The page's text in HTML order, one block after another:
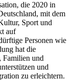
die 2020 in
mit dem
Sport und
auf
Personen wie
hat die
Familien und
und
zu erleichtern.